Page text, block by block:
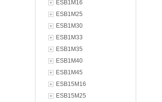
ESB1M16
ESB1M25
ESB1M30
ESB1M33
ESB1M35
ESB1M40
ESB1M45
ESB15M16
ESB15M25